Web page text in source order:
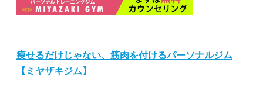
痩せるだけじゃない、筋肉を付けるパーソナルジム
【ミヤザキジム】